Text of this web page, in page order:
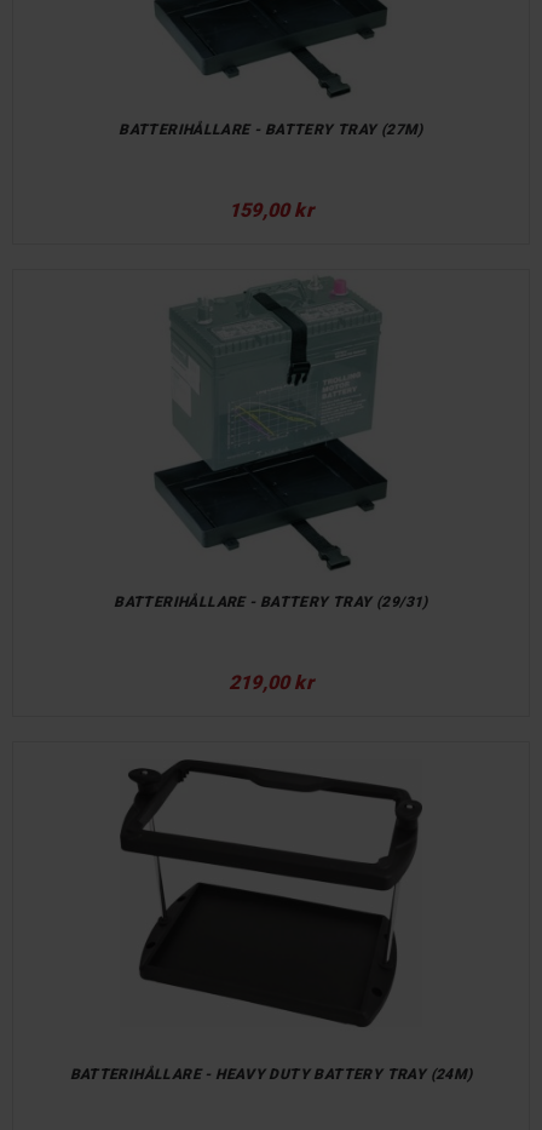
BATTERIHÅLLARE - BATTERY TRAY (27M)
159,00 kr
BATTERIHÅLLARE - BATTERY TRAY (29/31)
219,00 kr
BATTERIHÅLLARE - HEAVY DUTY BATTERY TRAY (24M)